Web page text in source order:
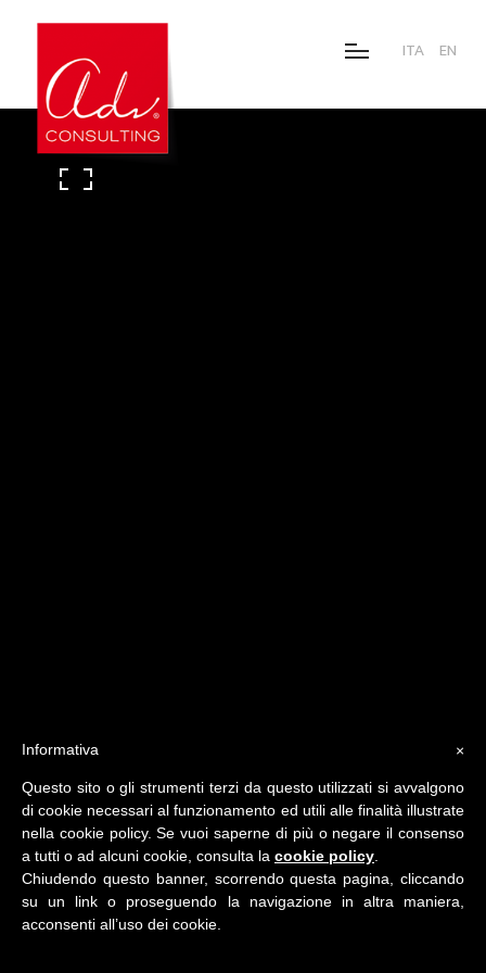
ITA EN
Details
×
Informativa
Questo sito o gli strumenti terzi da questo utilizzati si avvalgono
di cookie necessari al funzionamento ed utili alle finalità illustrate
nella cookie policy. Se vuoi saperne di più o negare il consenso
a tutti o ad alcuni cookie, consulta la cookie policy
Chiudendo questo banner, scorrendo questa pagina, cliccando
su un link o proseguendo la navigazione in altra maniera,
acconsenti all’uso dei cookie.